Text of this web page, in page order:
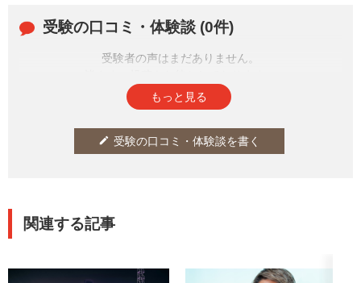
厳選しました。
受験の口コミ・体験談 (0件)
受験者の声はまだありません。
もっと見る
edit 受験の口コミ・体験談を書く
関連する記事